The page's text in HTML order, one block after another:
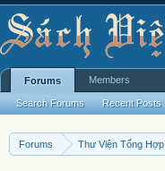
Forums Thư Viện Tổng Hợp
Forums
Search Forums Recent Posts
Members